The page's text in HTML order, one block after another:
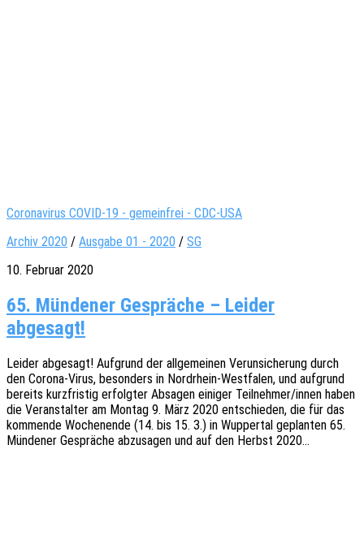
Coronavirus COVID-19 - gemeinfrei - CDC-USA
Archiv 2020 / Ausgabe 01 - 2020 / SG
10. Februar 2020
65. Mündener Gespräche – Leider
abgesagt!
Leider abge­sagt! Aufgrund der allge­mei­nen Verun­si­che­rung durch
den Corona-Virus, beson­ders in Nord­rhein-West­fa­len, und aufgrund
bereits kurz­fris­tig erfolg­ter Absa­gen eini­ger Teilnehmer/innen haben
die Veran­stal­ter am Montag 9. März 2020 entschie­den, die für das
kommen­de Wochen­en­de (14. bis 15. 3.) in Wupper­tal geplan­ten 65.
Münde­ner Gesprä­che abzu­sa­gen und auf den Herbst 2020…